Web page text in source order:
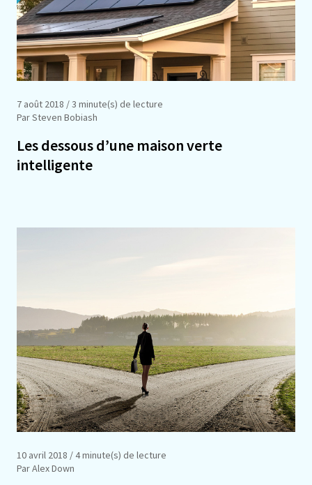
7 août 2018 / 3 minute(s) de lecture
Par Steven Bobiash
Les dessous d’une maison verte
intelligente
10 avril 2018 / 4 minute(s) de lecture
Par Alex Down